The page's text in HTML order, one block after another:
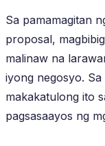
Sa pamamagitan
proposal,
malinaw na
iyong negosyo.
makakatulong ito
pagsasaayos ng